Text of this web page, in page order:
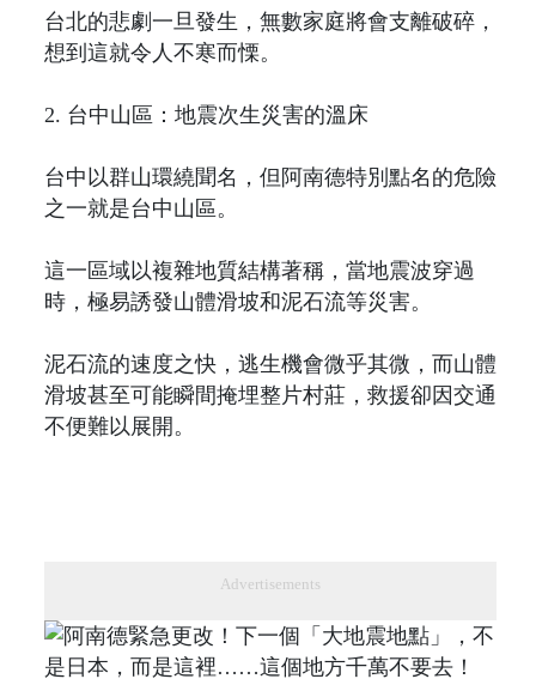
台北的悲劇一旦發生，無數家庭將會支離破碎，
想到這就令人不寒而慄。
2. 台中山區：地震次生災害的溫床
台中以群山環繞聞名，但阿南德特別點名的危險
之一就是台中山區。
這一區域以複雜地質結構著稱，當地震波穿過
時，極易誘發山體滑坡和泥石流等災害。
泥石流的速度之快，逃生機會微乎其微，而山體
滑坡甚至可能瞬間掩埋整片村莊，救援卻因交通
不便難以展開。
Advertisements